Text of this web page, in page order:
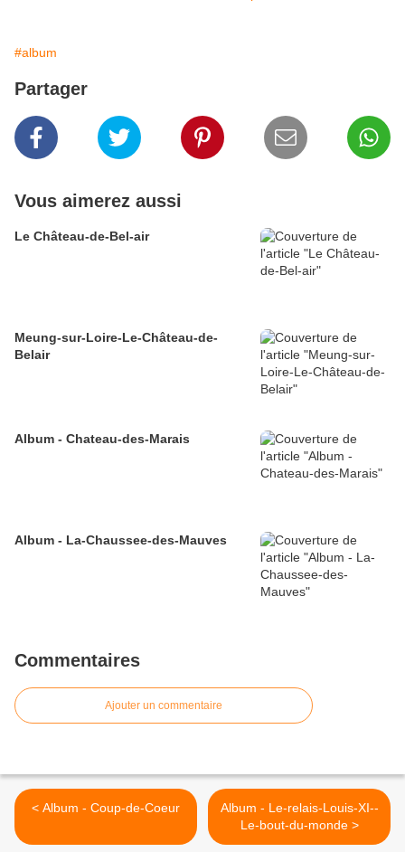
#album
Partager
Vous aimerez aussi
Le Château-de-Bel-air
Meung-sur-Loire-Le-Château-de-
Belair
Album - Chateau-des-Marais
Album - La-Chaussee-des-Mauves
Commentaires
Ajouter un commentaire
< Album - Coup-de-Coeur
Album - Le-relais-Louis-XI--
Le-bout-du-monde >